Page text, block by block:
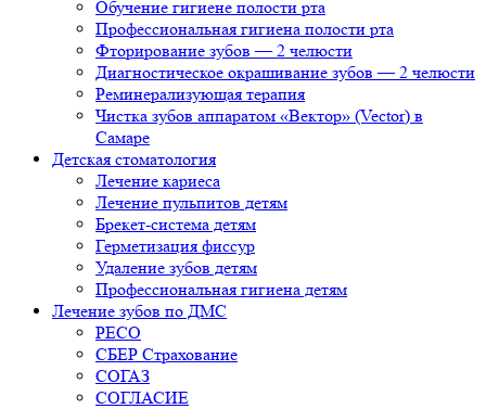
Обучение гигиене полости рта
Профессиональная гигиена полости рта
Фторирование зубов — 2 челюсти
Диагностическое окрашивание зубов — 2 челюсти
Реминерализующая терапия
Чистка зубов аппаратом «Вектор» (Vector) в
Самаре
Детская стоматология
Лечение кариеса
Лечение пульпитов детям
Брекет-система детям
Герметизация фиссур
Удаление зубов детям
Профессиональная гигиена детям
Лечение зубов по ДМС
РЕСО
СБЕР Страхование
СОГАЗ
СОГЛАСИЕ